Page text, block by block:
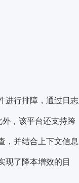
进行排障，通过日志
外，该平台还支持跨
，并结合上下文信息
现了降本增效的目